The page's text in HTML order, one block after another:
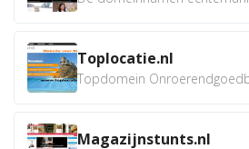
Toplocatie.nl
Magazijnstunts.nl